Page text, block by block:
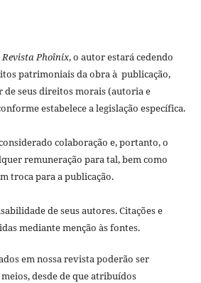
Revista Phoînix, o autor estará cedendo
patrimoniais da obra à publicação,
de seus direitos morais (autoria e
estabelece a legislação especí­fica.
colaboração e, portanto, o
remuneração para tal, bem como
troca para a publicação.
de seus autores. Citações e
mediante menção às fontes.
em nossa revista poderão ser
desde de que atribuídos